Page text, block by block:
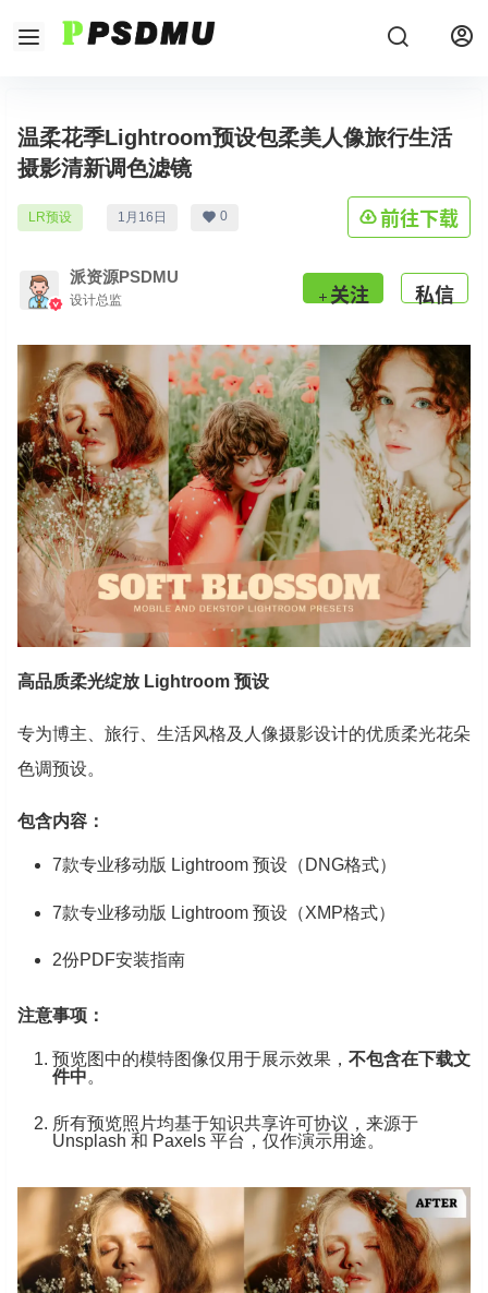
温柔花季Lightroom预设包柔美人像旅行生活
摄影清新调色滤镜
LR预设 1月16日 0 前往下载
派资源PSDMU
设计总监 关注 私信
高品质柔光绽放 Lightroom 预设
专为博主、旅行、生活风格及人像摄影设计的优质柔光花朵
色调预设。
包含内容：
7款专业移动版 Lightroom 预设（DNG格式）
7款专业移动版 Lightroom 预设（XMP格式）
2份PDF安装指南
注意事项：
预览图中的模特图像仅用于展示效果， 不包含在下载文
件中。
所有预览照片均基于知识共享许可协议，来源于
Unsplash 和 Paxels 平台，仅作演示用途。